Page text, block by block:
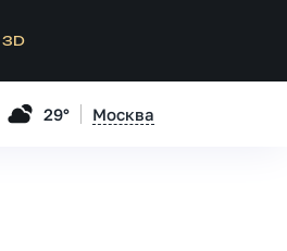
3D
29° Москва